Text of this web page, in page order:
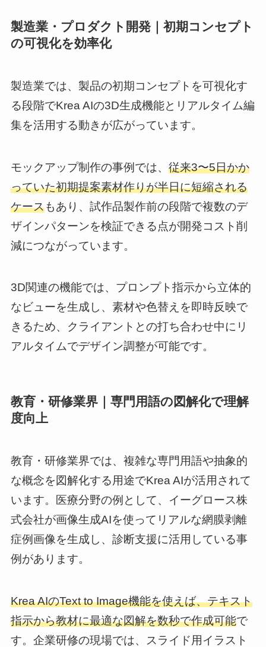
製造業・プロダクト開発｜初期コンセプト
の可視化を効率化
製造業では、製品の初期コンセプトを可視化す
る段階でKrea AIの3D生成機能とリアルタイム編
集を活用する動きが広がっています。
モックアップ制作の事例では、 従来3〜5日かか
っていた初期提案素材作りが半日に短縮される
ケースもあり、試作品製作前の段階で複数のデ
ザインパターンを検証できる点が開発コスト削
減につながっています。
3D関連の機能では、プロンプト指示から立体的
なビューを生成し、素材や色替えを即時反映で
きるため、クライアントとの打ち合わせ中にリ
アルタイムでデザイン調整が可能です。
教育・研修業界｜専門用語の図解化で理解
度向上
教育・研修業界では、複雑な専門用語や抽象的
な概念を図解化する用途でKrea AIが活用されて
います。医療分野の例として、イーグロース株
式会社が画像生成AIを使ってリアルな網膜剥離
症例画像を生成し、診断支援に活用している事
例があります。
Krea AIのText to Image機能を使えば、テキスト
指示から教材に最適な図解を数秒で作成可能で
す。企業研修の現場では、スライド用イラスト